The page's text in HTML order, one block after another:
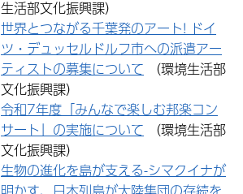
生活部文化振興課）
世界とつながる千葉発のアート! ドイ
ツ・デュッセルドルフ市への派遣アー
ティストの募集について
文化振興課）
令和7年度「みんなで楽しむ邦楽コン
サート」の実施について
文化振興課）
生物の進化を島が支える-シマクイナが